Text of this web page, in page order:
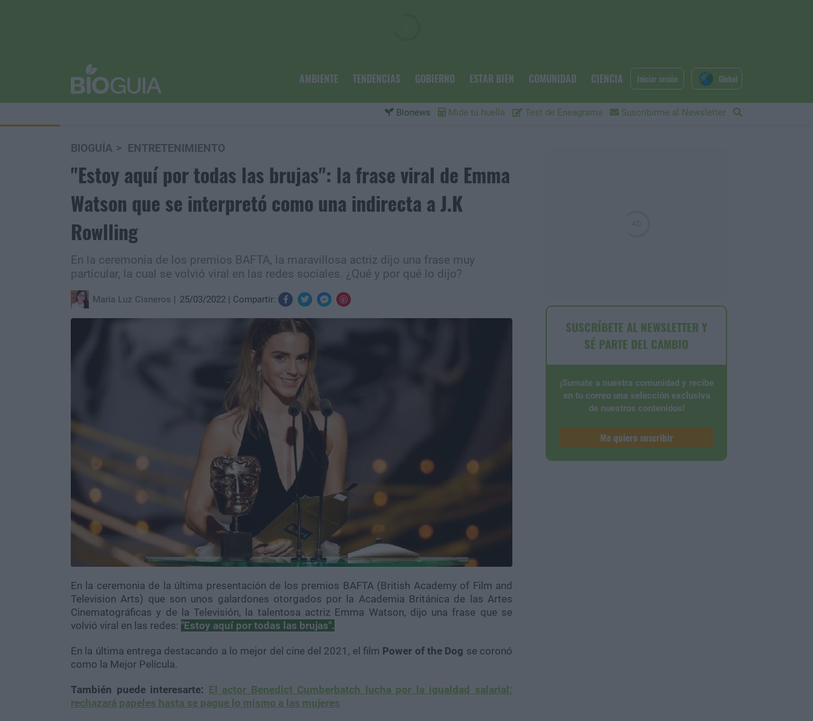
AMBIENTE TENDENCIAS GOBIERNO ESTAR BIEN COMUNIDAD CIENCIA
Bionews Mide tu huella Test de Eneagrama Suscribirme al Newsletter
Iniciar sesión Global
BIOGUÍA ENTRETENIMIENTO
"Estoy aquí por todas las brujas": la frase viral de Emma
Watson que se interpretó como una indirecta a J.K
Rowlling
En la ceremonia de los premios BAFTA, la maravillosa actriz dijo una frase muy
particular, la cual se volvió viral en las redes sociales. ¿Qué y por qué lo dijo?
María Luz Cisneros 25/03/2022 Compartir:
En la ceremonia de la última presentación de los premios BAFTA (British Academy of Film and
Television Arts) que son unos galardones otorgados por la Academia Británica de las Artes
Cinematográficas y de la Televisión, la talentosa actriz Emma Watson, dijo una frase que se
volvió viral en las redes: "Estoy aquí por todas las brujas".
En la última entrega destacando a lo mejor del cine del 2021, el film Power of the Dog se coronó
como la Mejor Película.
También puede interesarte: El actor Benedict Cumberbatch lucha por la igualdad salarial:
rechazará papeles hasta se pague lo mismo a las mujeres
SUSCRÍBETE AL NEWSLETTER Y
SÉ PARTE DEL CAMBIO
¡Sumate a nuestra comunidad y recibe
en tu correo una selección exclusiva
de nuestros contenidos!
Me quiero suscribir